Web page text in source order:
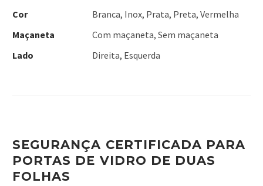
Cor
Branca, Inox, Prata, Preta, Vermelha
Maçaneta
Com maçaneta, Sem maçaneta
Lado
Direita, Esquerda
SEGURANÇA CERTIFICADA PARA
PORTAS DE VIDRO DE DUAS
FOLHAS